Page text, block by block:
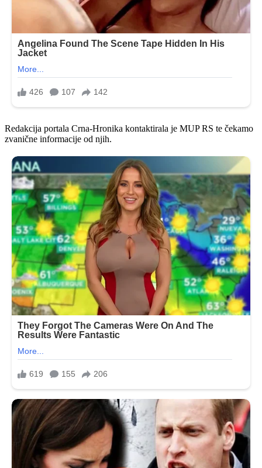
Redakcija portala Crna-Hronika kontaktirala je MUP RS te čekamo
zvanične informacije od njih.